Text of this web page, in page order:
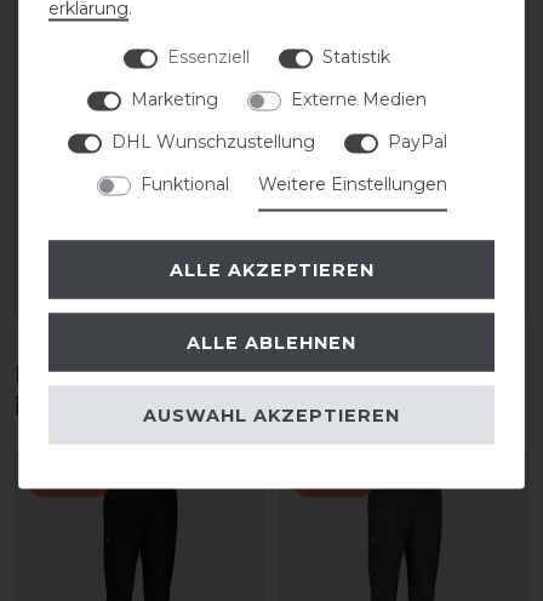
Jacke Damen
Cropped Shirt Damen
Diese Produkte könnten dich auch
interessieren
erklärung.
Essenziell
Statistik
Marketing
Externe Medien
DHL Wunschzustellung
PayPal
Funktional
Weitere Einstellungen
ALLE AKZEPTIEREN
ALLE ABLEHNEN
AUSWAHL AKZEPTIEREN